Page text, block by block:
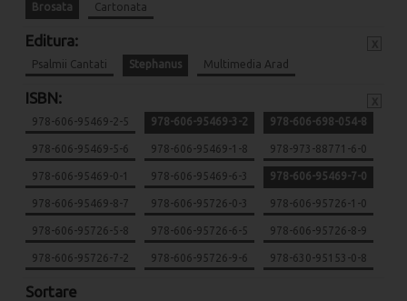
Brosata Cartonata
Editura:
Psalmii Cantati Stephanus Multimedia Arad
ISBN:
978-606-95469-2-5 978-606-95469-3-2 978-606-698-054-8
978-606-95469-5-6 978-606-95469-1-8 978-973-88771-6-0
978-606-95469-0-1 978-606-95469-6-3 978-606-95469-7-0
978-606-95469-8-7 978-606-95726-0-3 978-606-95726-1-0
978-606-95726-5-8 978-606-95726-6-5 978-606-95726-8-9
978-606-95726-7-2 978-606-95726-9-6 978-630-95153-0-8
Sortare